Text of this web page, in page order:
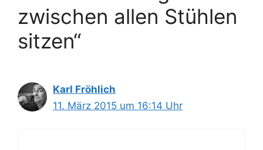
zwischen allen Stühlen
sitzen“
Karl Fröhlich
11. März 2015 um 16:14 Uhr